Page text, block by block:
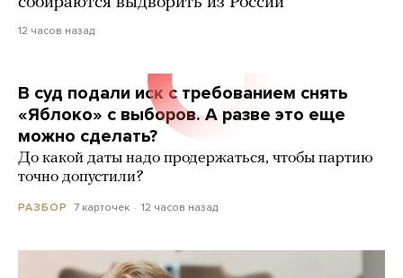
12 часов назад
В суд подали иск с требованием снять
«Яблоко» с выборов. А разве это еще
можно сделать?
До какой даты надо продержаться, чтобы партию
точно допустили?
РАЗБОР 7 карточек 12 часов назад